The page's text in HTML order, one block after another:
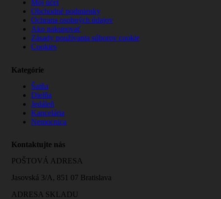
Môj účet
Obchodné podmienky
Ochrana osobných údajov
Ako nakupovať
Zásady používania súborov cookie
Cookies
Kategórie
Šatňa
Dielňa
Jedáleň
Kancelária
Nemocnica
Kontaktujte nás
POŠTOVÁ ADRESA
Jasovská 3/A, 851 07 Bratislava
ADRESA SKLADU